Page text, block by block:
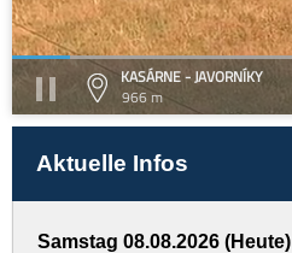
KASÁRNE - JAVORNÍKY
966 m
Aktuelle Infos
Samstag 08.08.2026 (Heute)